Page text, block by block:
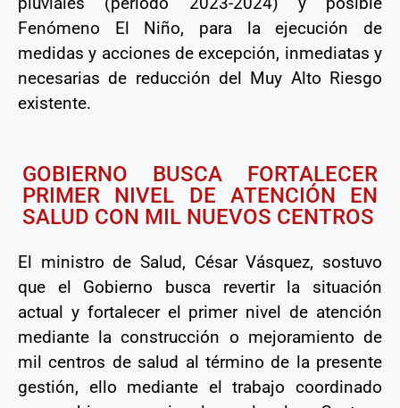
Fenómeno El Niño, para la ejecución de
medidas y acciones de excepción, inmediatas y
necesarias de reducción del Muy Alto Riesgo
existente.
GOBIERNO BUSCA FORTALECER
PRIMER NIVEL DE ATENCIÓN EN
SALUD CON MIL NUEVOS CENTROS
El ministro de Salud, César Vásquez, sostuvo
que el Gobierno busca revertir la situación
actual y fortalecer el primer nivel de atención
mediante la construcción o mejoramiento de
mil centros de salud al término de la presente
gestión, ello mediante el trabajo coordinado